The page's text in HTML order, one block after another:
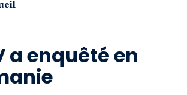
Boutique
a enquêté en